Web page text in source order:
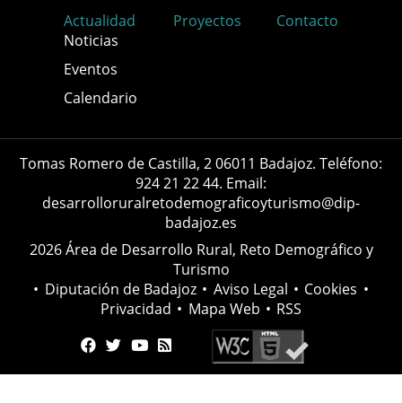
Actualidad
Noticias
Eventos
Calendario
Proyectos Contacto
Tomas Romero de Castilla, 2 06011 Badajoz. Teléfono:
924 21 22 44. Email:
desarrolloruralretodemograficoyturismo@dip-
badajoz.es
2026 Área de Desarrollo Rural, Reto Demográfico y
Turismo
• Diputación de Badajoz • Aviso Legal • Cookies •
Privacidad • Mapa Web • RSS